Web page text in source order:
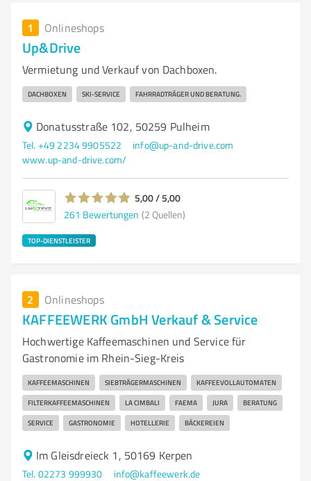
1 Onlineshops
Up&Drive
Vermietung und Verkauf von Dachboxen.
DACHBOXEN SKI-SERVICE FAHRRADTRÄGER UND BERATUNG.
Donatusstraße 102, 50259 Pulheim
Tel. +49 2234 9905522
info@up-and-drive.com
www.up-and-drive.com/
5,00 / 5,00
261 Bewertungen (2 Quellen)
TOP-DIENSTLEISTER
2 Onlineshops
KAFFEEWERK GmbH Verkauf & Service
Hochwertige Kaffeemaschinen und Service für
Gastronomie im Rhein-Sieg-Kreis
KAFFEEMASCHINEN SIEBTRÄGERMASCHINEN KAFFEEVOLLAUTOMATEN
FILTERKAFFEEMASCHINEN LA CIMBALI FAEMA JURA BERATUNG
SERVICE GASTRONOMIE HOTELLERIE BÄCKEREIEN
Im Gleisdreieck 1, 50169 Kerpen
Tel. 02273 999930
info@kaffeewerk.de